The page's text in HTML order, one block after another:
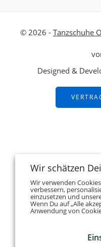
© 2026 - Tanzschuhe
Designed &
Wir schätzen
Wir verwenden
verbessern,
einzusetzen und
Wenn Du auf „Alle
Anwendung von